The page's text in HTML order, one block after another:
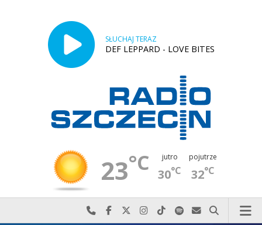
SŁUCHAJ TERAZ
DEF LEPPARD - LOVE BITES
23°C jutro
30°C
pojutrze
32°C
Najlepiej po prostu do nas zadzwoń
Odwiedź nas na Facebook-u
Odwiedź nas na X
Odwiedź nas na Instagram-ie
Odwiedź nas na TikTok-u
Szukaj nas na Spotify
Wyślij do nas
Szukaj